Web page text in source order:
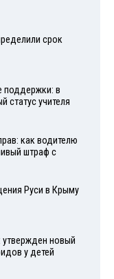
срок
поддержки: в
статус учителя
как водителю
штраф с
Руси в Крыму
утвержден новый
у детей